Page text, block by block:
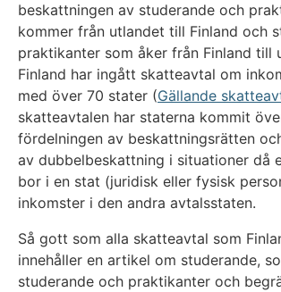
beskattningen av studerande och
kommer från utlandet till Finland och
praktikanter som åker från Finland till
Finland har ingått skatteavtal om
med över 70 stater (Gällande
skatteavtalen har staterna kommit
fördelningen av beskattningsrätten
av dubbelbeskattning i situationer då
bor i en stat (juridisk eller fysisk
inkomster i den andra avtalsstaten.
Så gott som alla skatteavtal som
innehåller en artikel om studerande,
studerande och praktikanter och